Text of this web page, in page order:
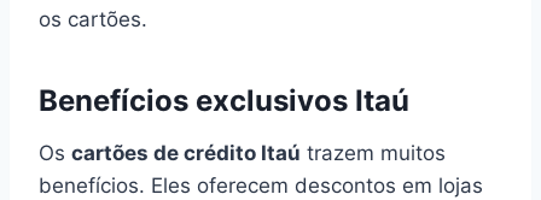
os cartões.
Benefícios exclusivos Itaú
Os cartões de crédito Itaú trazem muitos
benefícios. Eles oferecem descontos em lojas